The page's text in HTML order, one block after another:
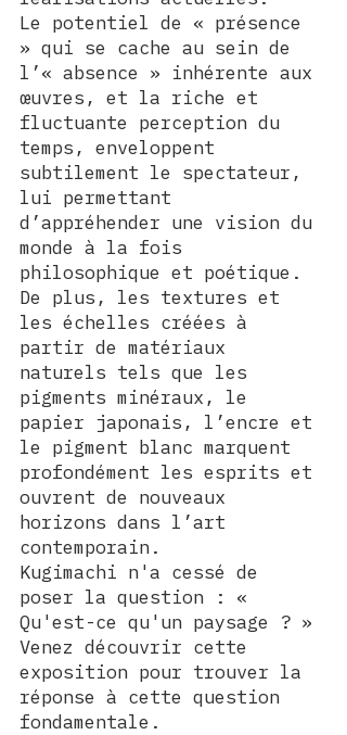
Le potentiel de « présence
» qui se cache au sein de
l’« absence » inhérente aux
œuvres, et la riche et
fluctuante perception du
temps, enveloppent
subtilement le spectateur,
lui permettant
d’appréhender une vision du
monde à la fois
philosophique et poétique.
De plus, les textures et
les échelles créées à
partir de matériaux
naturels tels que les
pigments minéraux, le
papier japonais, l’encre et
le pigment blanc marquent
profondément les esprits et
ouvrent de nouveaux
horizons dans l’art
contemporain.
Kugimachi n'a cessé de
poser la question : «
Qu'est-ce qu'un paysage ? »
Venez découvrir cette
exposition pour trouver la
réponse à cette question
fondamentale.